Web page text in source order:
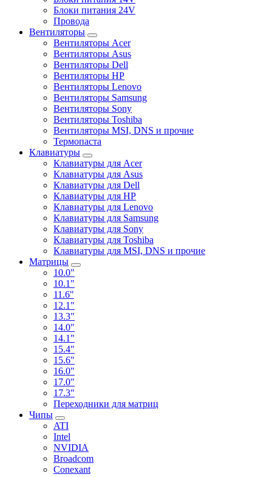
Блоки питания 24V
Провода
Вентиляторы
Вентиляторы Acer
Вентиляторы Asus
Вентиляторы Dell
Вентиляторы HP
Вентиляторы Lenovo
Вентиляторы Samsung
Вентиляторы Sony
Вентиляторы Toshiba
Вентиляторы MSI, DNS и прочие
Термопаста
Клавиатуры
Клавиатуры для Acer
Клавиатуры для Asus
Клавиатуры для Dell
Клавиатуры для HP
Клавиатуры для Lenovo
Клавиатуры для Samsung
Клавиатуры для Sony
Клавиатуры для Toshiba
Клавиатуры для MSI, DNS и прочие
Матрицы
10.0"
10.1"
11.6"
12.1"
13.3"
14.0"
14.1"
15.4"
15.6"
16.0"
17.0"
17.3"
Переходники для матриц
Чипы
ATI
Intel
NVIDIA
Broadcom
Conexant